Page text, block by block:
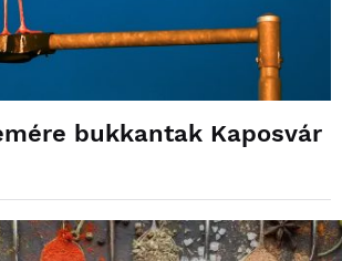
bukkantak Kaposvár